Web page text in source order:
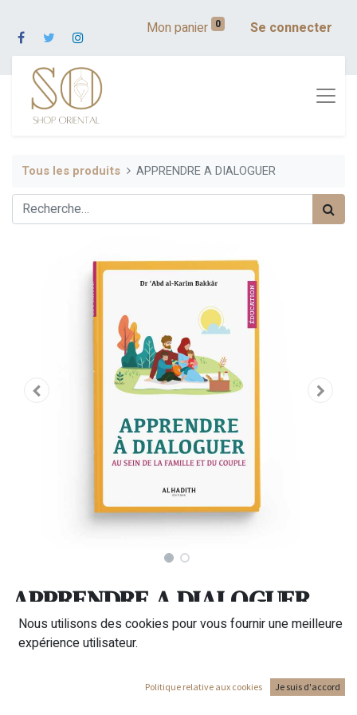
Mon panier 0 Se connecter
Tous les produits APPRENDRE A DIALOGUER
APPRENDRE A DIALOGUER
Le dialogue est à la base de toute interaction sociale. En
effet, il est le ciment qui crée la cohésion, mais celle-ci ne
Nous utilisons des cookies pour vous fournir une meilleure
expérience utilisateur.
Politique relative aux cookies Je suis d'accord